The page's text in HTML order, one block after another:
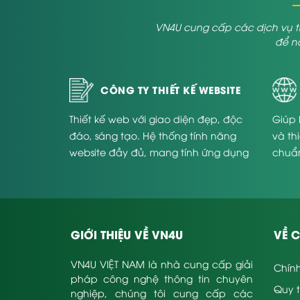
VN4U cung cấp các dịch vụ
để
CÔNG TY THIẾT KẾ WEBSITE
Thiết kế web với giao diện đẹp, độc
đáo, sáng tạo. Hệ thống tính năng
website đầy đủ, mang tính ứng dụng
Giúp
và
GIỚI THIỆU VỀ VN4U
VN4U VIỆT NAM là nhà cung cấp giải
pháp công nghệ thông tin chuyên
nghiệp, chúng tôi cung cấp các
VỀ
Quy